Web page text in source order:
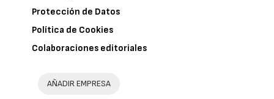
Protección de Datos
Política de Cookies
Colaboraciones editoriales
AÑADIR EMPRESA